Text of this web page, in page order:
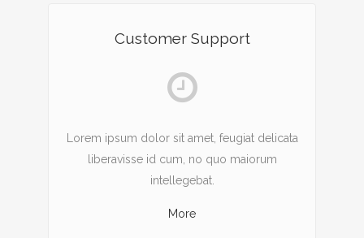
Customer Support
Lorem ipsum dolor sit amet, feugiat delicata
liberavisse id cum, no quo maiorum
intellegebat.
More